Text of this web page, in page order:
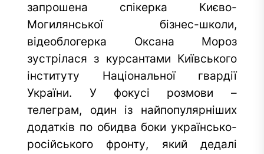
запрошена спікерка Києво-
Могилянської бізнес-школи,
відеоблогерка Оксана Мороз
зустрілася з курсантами Київського
інституту Національної гвардії
України. У фокусі розмови –
телеграм, один із найпопулярніших
додатків по обидва боки українсько-
російського фронту, який дедалі